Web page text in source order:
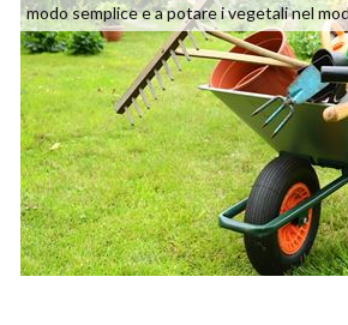
modo semplice e a potare i vegetali nel